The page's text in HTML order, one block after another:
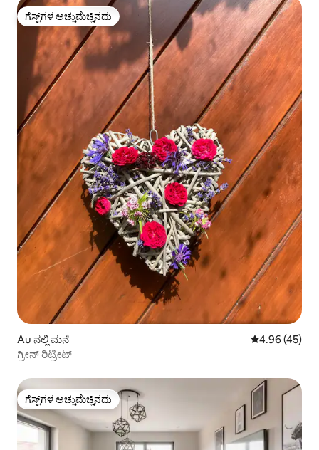
ಗೆಸ್ಟ್‌ಗಳ ಅಚ್ಚುಮೆಚ್ಚಿನದು
ಗೆಸ್ಟ್‌ಗಳ ಅಚ್ಚುಮೆಚ್ಚಿನದು
Au ನಲ್ಲಿ ಮನೆ 5 ರಲ್ಲಿ 4.96
4.96 (45)
ಗ್ರೀನ್ ರಿಟ್ರೀಟ್
ಗೆಸ್ಟ್‌ಗಳ ಅಚ್ಚುಮೆಚ್ಚಿನದು
ಗೆಸ್ಟ್‌ಗಳ ಅಚ್ಚುಮೆಚ್ಚಿನದು